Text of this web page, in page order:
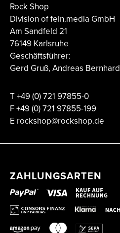
Rock Shop
Division of fein.media GmbH
Am Sandfeld 21
76149 Karlsruhe
Geschäftsführer:
Gerd Gruß, Andreas Bernhard
T+49 (0) 721 97855-0
F+49 (0) 721 97855-199
E rockshop@rockshop.de
ZAHLUNGSARTEN